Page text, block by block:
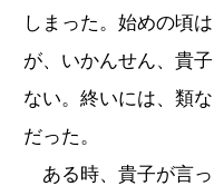
しまった。始めの頃
が、いかんせん、貴
ない。終いには、類
だった。
ある時、貴子が言